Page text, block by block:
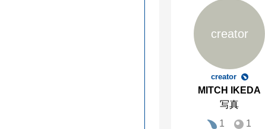
creator
creator
MITCH IKEDA
写真
1
1